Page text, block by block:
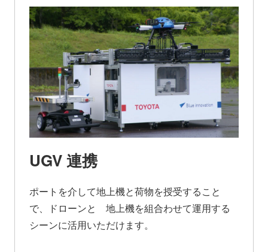
UGV 連携
ポートを介して地上機と荷物を授受すること
で、ドローンと 地上機を組合わせて運用する
シーンに活用いただけます。